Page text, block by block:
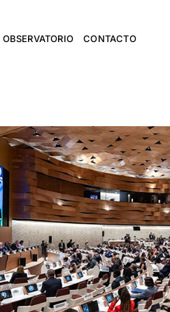
OBSERVATORIO CONTACTO